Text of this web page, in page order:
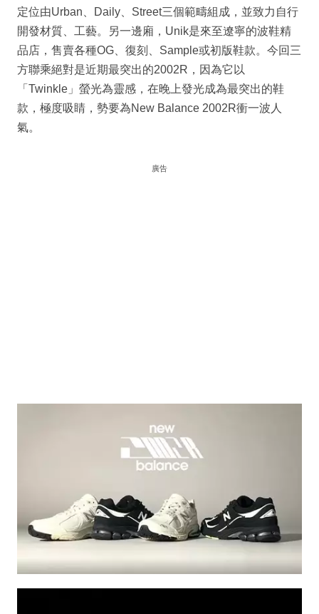
定位由Urban、Daily、Street三個範疇組成，並致力自行
開發材質、工藝。另一邊廂，Unik是來至遼寧的波鞋精
品店，售賣各種OG、復刻、Sample或初版鞋款。今回三
方聯乘絕對是近期最突出的2002R，因為它以
「Twinkle」螢光為靈感，在晚上發光成為最突出的鞋
款，極度吸睛，勢要為New Balance 2002R衝一波人
氣。
廣告